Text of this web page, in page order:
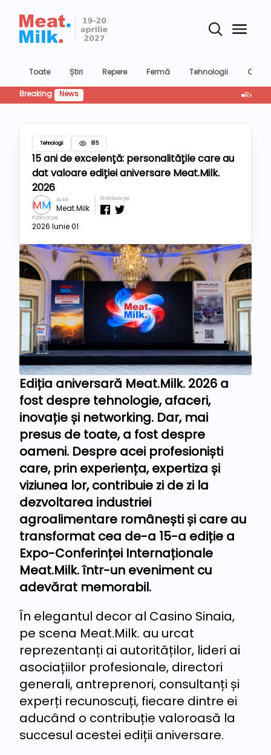
Toate Știri Repere Fermă Tehnologii
Breaking News Retailul
Tehnologii 815
15 ani de excelență: personalitățile care au
dat valoare ediției aniversare Meat.Milk.
2026
Autor
Meat.Milk
Distribuie pe
Publicat pe
2026 Iunie 01
Ediția aniversară Meat.Milk. 2026 a
fost despre tehnologie, afaceri,
inovație și networking. Dar, mai
presus de toate, a fost despre
oameni. Despre acei profesioniști
care, prin experiența, expertiza și
viziunea lor, contribuie zi de zi la
dezvoltarea industriei
agroalimentare românești și care au
transformat cea de-a 15-a ediție a
Expo-Conferinței Internaționale
Meat.Milk. într-un eveniment cu
adevărat memorabil.
În elegantul decor al Casino Sinaia,
pe scena Meat.Milk. au urcat
reprezentanți ai autorităților, lideri ai
asociațiilor profesionale, directori
generali, antreprenori, consultanți și
experți recunoscuți, fiecare dintre ei
aducând o contribuție valoroasă la
succesul acestei ediții aniversare.